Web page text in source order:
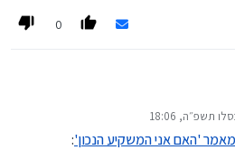
0
הנגישות אליו והשליטה שלי בו (בשונה
לביצוע טעויות אימפולסיביות.
תשפ״ה, 18:06
על ידי
'האם אני המשקיע הנכון':